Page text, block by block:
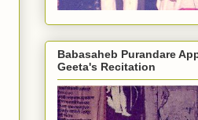
Babasaheb Purandare
Geeta's Recitation